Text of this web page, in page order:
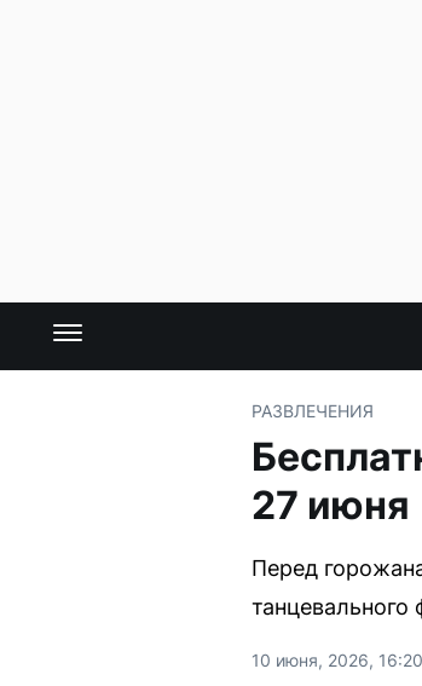
РАЗВЛЕЧЕНИЯ
27 июня
Перед
танцевального
10 июня, 2026, 16:20